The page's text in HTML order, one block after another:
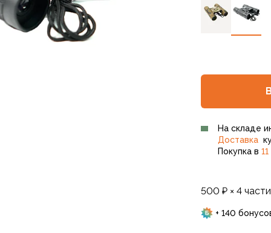
На складе
Доставка
Покупка в
500 ₽ × 4 части
+ 140